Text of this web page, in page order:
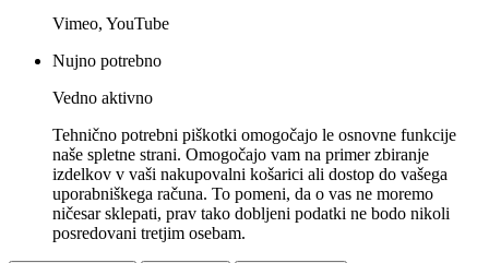
Vimeo, YouTube
Nujno potrebno
Vedno aktivno
Tehnično potrebni piškotki omogočajo le osnovne funkcije
naše spletne strani. Omogočajo vam na primer zbiranje
izdelkov v vaši nakupovalni košarici ali dostop do vašega
uporabniškega računa. To pomeni, da o vas ne moremo
ničesar sklepati, prav tako dobljeni podatki ne bodo nikoli
posredovani tretjim osebam.